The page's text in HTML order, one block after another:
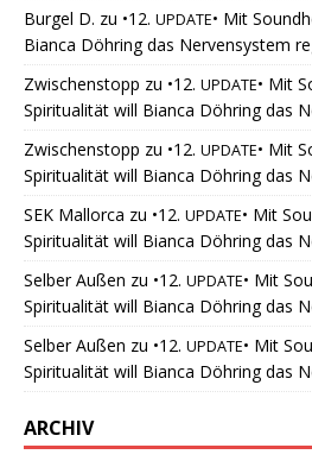
Burgel D. zu •12. UPDATE• Mit
Bianca Döhring das Nervensystem
Zwischenstopp zu •12. UPDATE• Mit
Spiritualität will Bianca Döhring das
Zwischenstopp zu •12. UPDATE• Mit
Spiritualität will Bianca Döhring das
SEK Mallorca zu •12. UPDATE• Mit
Spiritualität will Bianca Döhring das
Selber Außen zu •12. UPDATE• Mit
Spiritualität will Bianca Döhring das
Selber Außen zu •12. UPDATE• Mit
Spiritualität will Bianca Döhring das
ARCHIV